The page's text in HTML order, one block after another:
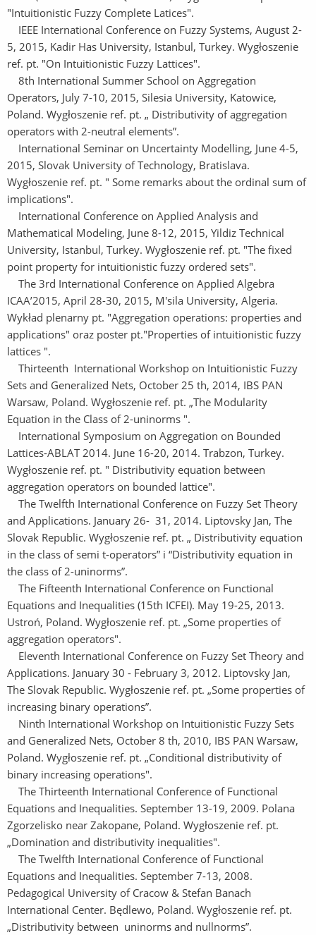
"Intuitionistic Fuzzy Complete Latices".
IEEE International Conference on Fuzzy Systems, August 2-
5, 2015, Kadir Has University, Istanbul, Turkey. Wygłoszenie
ref. pt. "On Intuitionistic Fuzzy Lattices".
8th International Summer School on Aggregation
Operators, July 7-10, 2015, Silesia University, Katowice,
Poland. Wygłoszenie ref. pt. „ Distributivity of aggregation
operators with 2-neutral elements”.
International Seminar on Uncertainty Modelling, June 4-5,
2015, Slovak University of Technology, Bratislava.
Wygłoszenie ref. pt. " Some remarks about the ordinal sum of
implications".
International Conference on Applied Analysis and
Mathematical Modeling, June 8-12, 2015, Yildiz Technical
University, Istanbul, Turkey. Wygłoszenie ref. pt. "The fixed
point property for intuitionistic fuzzy ordered sets".
The 3rd International Conference on Applied Algebra
ICAA’2015, April 28-30, 2015, M'sila University, Algeria.
Wykład plenarny pt. "Aggregation operations: properties and
applications" oraz poster pt."Properties of intuitionistic fuzzy
lattices ".
Thirteenth International Workshop on Intuitionistic Fuzzy
Sets and Generalized Nets, October 25 th, 2014, IBS PAN
Warsaw, Poland. Wygłoszenie ref. pt. „The Modularity
Equation in the Class of 2-uninorms ".
International Symposium on Aggregation on Bounded
Lattices-ABLAT 2014. June 16-20, 2014. Trabzon, Turkey.
Wygłoszenie ref. pt. " Distributivity equation between
aggregation operators on bounded lattice".
The Twelfth International Conference on Fuzzy Set Theory
and Applications. January 26- 31, 2014. Liptovsky Jan, The
Slovak Republic. Wygłoszenie ref. pt. „ Distributivity equation
in the class of semi t-operators” i “Distributivity equation in
the class of 2-uninorms”.
The Fifteenth International Conference on Functional
Equations and Inequalities (15th ICFEI). May 19-25, 2013.
Ustroń, Poland. Wygłoszenie ref. pt. „Some properties of
aggregation operators".
Eleventh International Conference on Fuzzy Set Theory and
Applications. January 30 - February 3, 2012. Liptovsky Jan,
The Slovak Republic. Wygłoszenie ref. pt. „Some properties of
increasing binary operations”.
Ninth International Workshop on Intuitionistic Fuzzy Sets
and Generalized Nets, October 8 th, 2010, IBS PAN Warsaw,
Poland. Wygłoszenie ref. pt. „Conditional distributivity of
binary increasing operations".
The Thirteenth International Conference of Functional
Equations and Inequalities. September 13-19, 2009. Polana
Zgorzelisko near Zakopane, Poland. Wygłoszenie ref. pt.
„Domination and distributivity inequalities".
The Twelfth International Conference of Functional
Equations and Inequalities. September 7-13, 2008.
Pedagogical University of Cracow & Stefan Banach
International Center. Będlewo, Poland. Wygłoszenie ref. pt.
„Distributivity between uninorms and nullnorms”.